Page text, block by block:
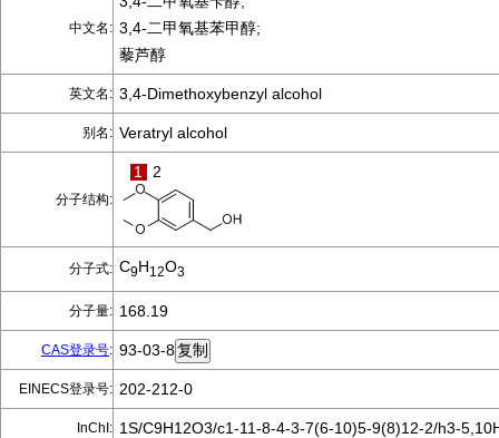
中文名: 3,4-二甲氧基苯甲醇;
藜芦醇
英文名: 3,4-Dimethoxybenzyl alcohol
别名: Veratryl alcohol
分子结构:
1 2
分子式: C9H12O3
分子量: 168.19
CAS登录号: 93-03-8
EINECS登录号: 202-212-0
InChI: 1S/C9H12O3/c1-11-8-4-3-7(6-10)5-9(8)12-2/h3-